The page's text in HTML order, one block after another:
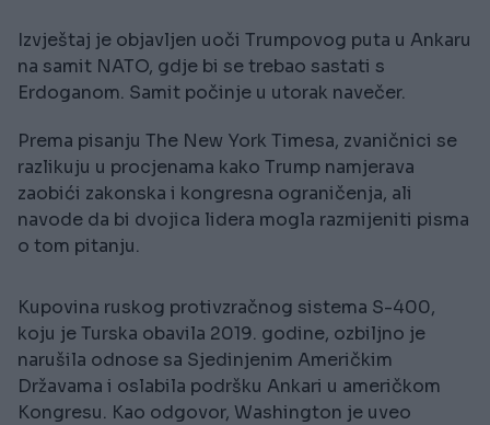
Izvještaj je objavljen uoči Trumpovog puta u Ankaru
na samit NATO, gdje bi se trebao sastati s
Erdoganom. Samit počinje u utorak navečer.
Prema pisanju The New York Timesa, zvaničnici se
razlikuju u procjenama kako Trump namjerava
zaobići zakonska i kongresna ograničenja, ali
navode da bi dvojica lidera mogla razmijeniti pisma
o tom pitanju.
Kupovina ruskog protivzračnog sistema S-400,
koju je Turska obavila 2019. godine, ozbiljno je
narušila odnose sa Sjedinjenim Američkim
Državama i oslabila podršku Ankari u američkom
Kongresu. Kao odgovor, Washington je uveo